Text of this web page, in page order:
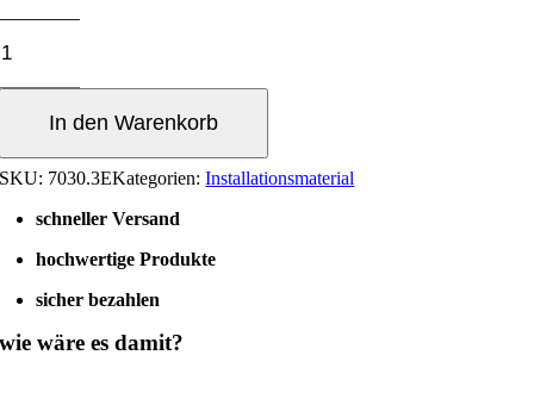
In den Warenkorb
SKU: 7030.3EKategorien:Installationsmaterial
schneller Versand
hochwertige Produkte
sicher bezahlen
wie wäre es damit?